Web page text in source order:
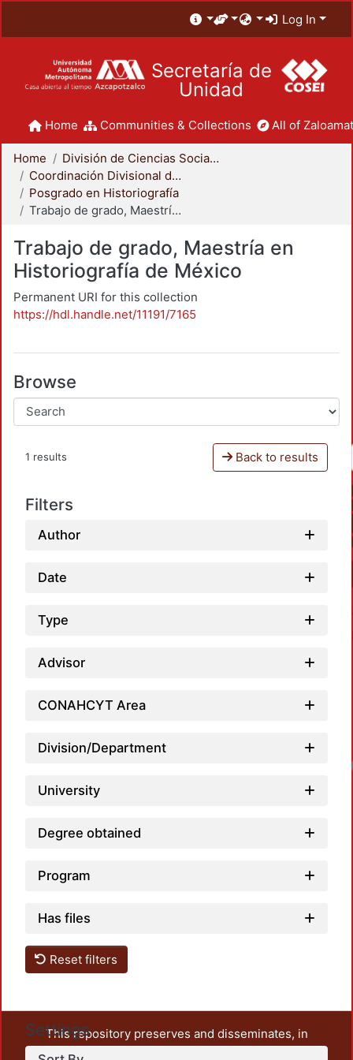
Log In
Secretaría de
Unidad
Home Communities & Collections All of
Home
División de Ciencias Sociales y Humanidades
Coordinación Divisional de Posgrado
Posgrado en Historiografía
Trabajo de grado, Maestría en Historiografía de México
Trabajo de grado, Maestría en
Historiografía de México
Permanent URI for this collection
https://hdl.handle.net/11191/7165
Browse
1 results Back to results
Filters
Author
Date
Type
Advisor
CONAHCYT Area
Division/Department
University
Degree obtained
Program
Has files
Reset filters
Settings
This repository preserves and disseminates, in
unrestricted open access, the teaching and research